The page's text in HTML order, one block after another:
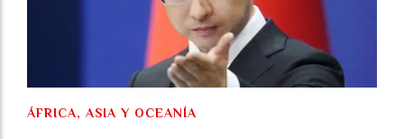
ÁFRICA, ASIA Y OCEANÍA